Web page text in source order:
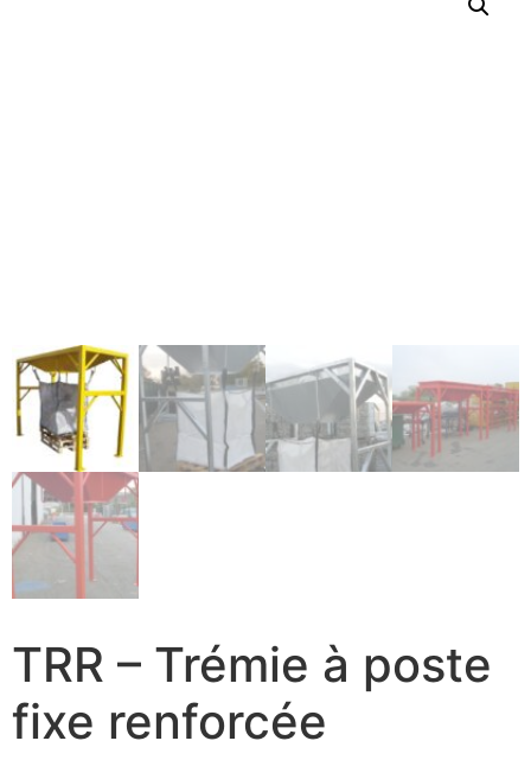
TRR – Trémie à poste
fixe renforcée